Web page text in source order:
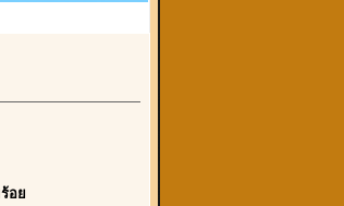
อย